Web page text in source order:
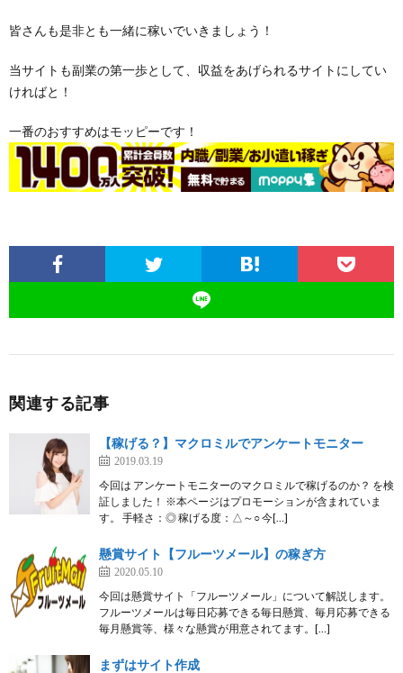
皆さんも是非とも一緒に稼いでいきましょう！
当サイトも副業の第一歩として、収益をあげられるサイトにしてい
ければと！
一番のおすすめはモッピーです！
関連する記事
【稼げる？】マクロミルでアンケートモニター
2019.03.19
今回は アンケートモニターのマクロミルで稼げるのか？ を検
証しました！ ※本ページはプロモーションが含まれていま
す。 手軽さ：◎ 稼げる度：△～○ 今[…]
懸賞サイト【フルーツメール】の稼ぎ方
2020.05.10
今回は懸賞サイト「フルーツメール」について解説します。
フルーツメールは毎日応募できる毎日懸賞、毎月応募できる
毎月懸賞等、様々な懸賞が用意されてます。[…]
まずはサイト作成